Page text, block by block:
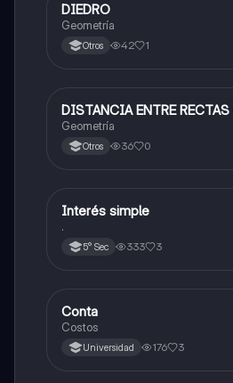
Matemáticas
DIEDRO
Geometría
Otros 42 1
Matemáticas
DISTANCIA ENTRE
Geometría
Otros 36 0
Matemáticas
Interés simple
.
5° Sec 333 3
Matemáticas
Conta
Costos
Universidad 176 3